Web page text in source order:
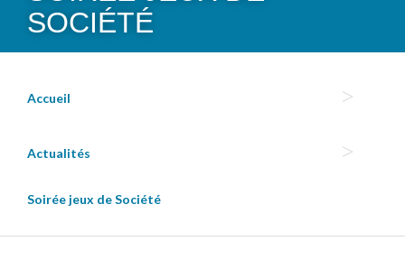
SOCIÉTÉ
Accueil
Actualités
Soirée jeux de Société